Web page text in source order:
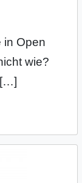
in Open
wie?
[…]